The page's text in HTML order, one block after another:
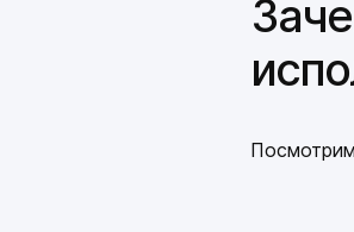
для конструктор сайтов